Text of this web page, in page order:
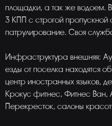
площадки, а так же водоем.
3 КПП с строгой пропускной
патрулирование. Своя
Инфраструктура внешняя:
езды от поселка находятся
центр иностранных языков,
Крокус фитнес, Фитнес Ван,
Перекресток, салоны